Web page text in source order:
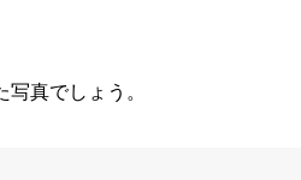
真でしょう。